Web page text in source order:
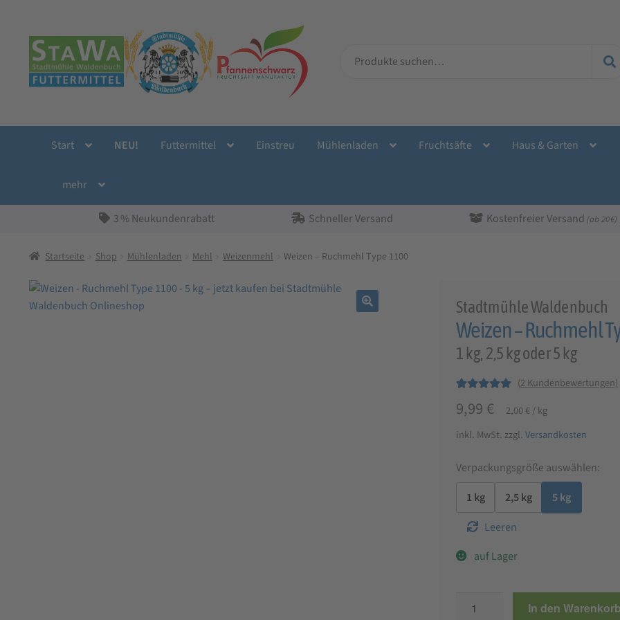
Navigation
springen
Inhalt
springen
nach:
Start NEU! Futtermittel Einstreu Mühlenladen Fruchtsäfte Haus & Garten
mehr
3 % Neukundenrabatt Schneller Versand Kostenfreier Versand (ab 20 €)
Startseite Shop Mühlenladen Mehl Weizenmehl Weizen – Ruchmehl Type 1100
Stadtmühle Waldenbuch
Weizen – Ruchmehl
1 kg, 2,5 kg oder 5 kg
5.00von 5,
basierend auf
(2 Kundenbewertungen)
9,99 € 2,00 €/kg
inkl. MwSt. zzgl. Versandkosten
Verpackungsgröße auswählen:
1 kg
2,5 kg
5 kg
Leeren
auf Lager
In den Warenkorb